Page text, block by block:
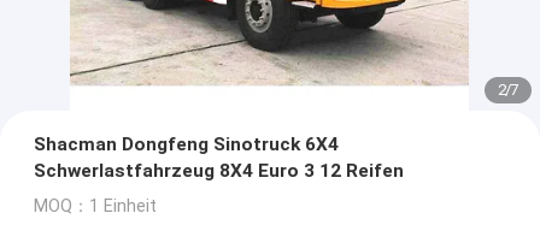
2/7
Shacman Dongfeng Sinotruck 6X4
Schwerlastfahrzeug 8X4 Euro 3 12 Reifen
MOQ：1 Einheit